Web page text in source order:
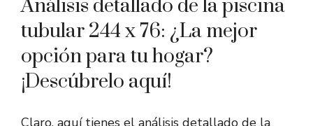
Análisis detallado de la piscina
tubular 244 x 76: ¿La mejor
opción para tu hogar?
¡Descúbrelo aquí!